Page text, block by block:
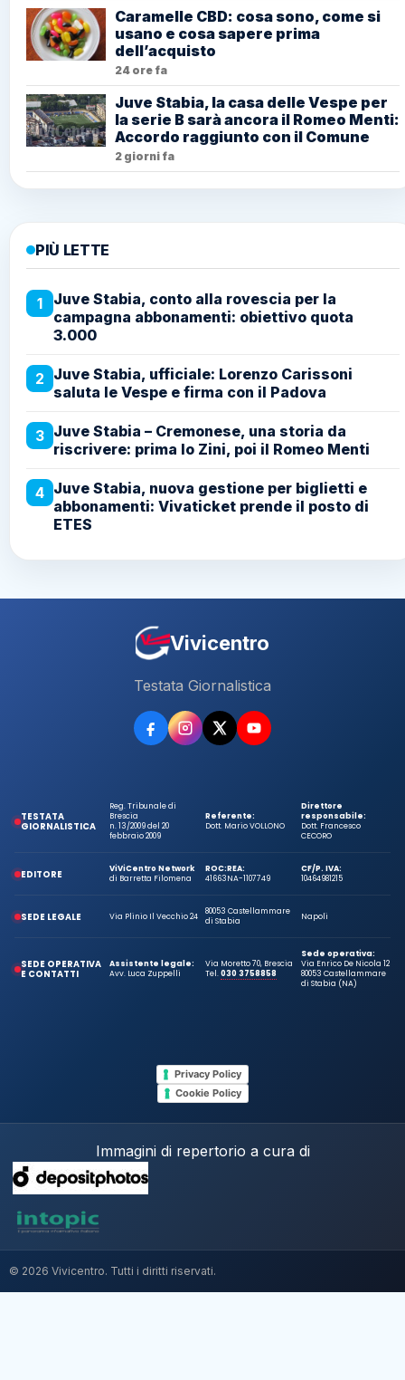
Caramelle CBD: cosa sono, come si
usano e cosa sapere prima
dell’acquisto
24 ore fa
Juve Stabia, la casa delle Vespe per
la serie B sarà ancora il Romeo Menti:
Accordo raggiunto con il Comune
2 giorni fa
PIÙ LETTE
1
Juve Stabia, conto alla rovescia per la
campagna abbonamenti: obiettivo quota
3.000
2 Juve Stabia, ufficiale: Lorenzo Carissoni
saluta le Vespe e firma con il Padova
3 Juve Stabia – Cremonese, una storia da
riscrivere: prima lo Zini, poi il Romeo Menti
4 Juve Stabia, nuova gestione per biglietti e
abbonamenti: Vivaticket prende il posto di
ETES
Vivicentro
Testata Giornalistica
TESTATA
GIORNALISTICA
Reg. Tribunale di
Brescia
n. 13/2009 del 20
febbraio 2009
Referente:
Dott. Mario VOLLONO
Direttore
responsabile:
Dott. Francesco
CECORO
EDITORE
ViViCentro Network
di Barretta Filomena
ROC:
41663
REA:
NA-1107749
CF/P. IVA:
10464981215
SEDE LEGALE Via Plinio Il Vecchio 24
80053 Castellammare
di Stabia
Napoli
SEDE OPERATIVA
E CONTATTI
Assistente legale:
Avv. Luca Zuppelli
Via Moretto 70, Brescia
Tel.030 3758858
Sede operativa:
Via Enrico De Nicola 12
80053 Castellammare
di Stabia (NA)
Privacy Policy
Cookie Policy
Immagini di repertorio a cura di
© 2026 Vivicentro. Tutti i diritti riservati.